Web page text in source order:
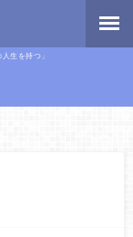
生を持つ」